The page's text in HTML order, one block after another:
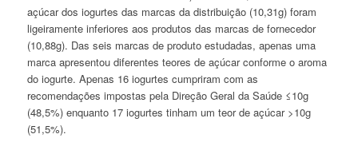
açúcar dos iogurtes das marcas da distribuição (10,31g) foram
ligeiramente inferiores aos produtos das marcas de fornecedor
(10,88g). Das seis marcas de produto estudadas, apenas uma
marca apresentou diferentes teores de açúcar conforme o aroma
do iogurte. Apenas 16 iogurtes cumpriram com as
recomendações impostas pela Direção Geral da Saúde ≤10g
(48,5%) enquanto 17 iogurtes tinham um teor de açúcar >10g
(51,5%).